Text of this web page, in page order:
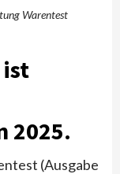
Warentest
ist
2025.
(Ausgabe